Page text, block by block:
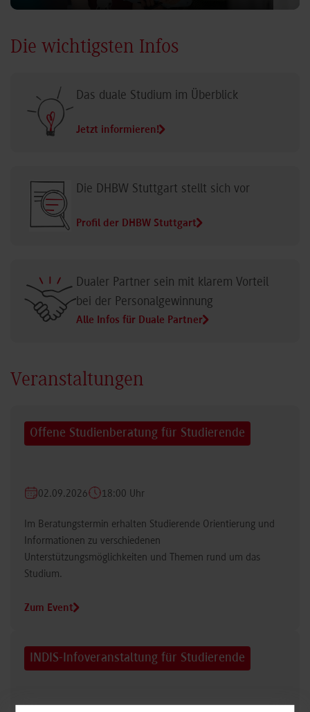
Die wichtigsten Infos
Das duale Studium im Überblick
Jetzt informieren!
Die DHBW Stuttgart stellt sich vor
Profil der DHBW Stuttgart
Dualer Partner sein mit klarem Vorteil
bei der Personalgewinnung
Alle Infos für Duale Partner
Veranstaltungen
Offene Studienberatung für Studierende
02.09.2026 18:00 Uhr
Im Beratungstermin erhalten Studierende Orientierung und
Informationen zu verschiedenen
Unterstützungsmöglichkeiten und Themen rund um das
Studium.
Zum Event
INDIS-Infoveranstaltung für Studierende